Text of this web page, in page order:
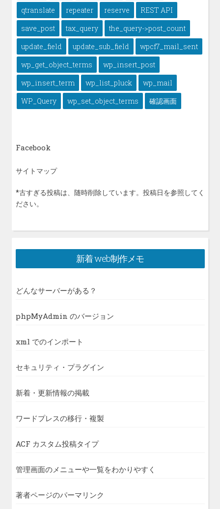
qtranslate
repeater reserve
REST API
save_post
tax_query
the_query->post_count
update_field
update_sub_field
wpcf7_mail_sent
wp_get_object_terms
wp_insert_post
wp_insert_term
wp_list_pluck
wp_mail
WP_Query
wp_set_object_terms 確認画面
Facebook
サイトマップ
*古すぎる投稿は、随時削除しています。投稿日を参照してく
ださい。
新着 web制作メモ
どんなサーバーがある？
phpMyAdmin のバージョン
xml でのインポート
セキュリティ・プラグイン
新着・更新情報の掲載
ワードプレスの移行・複製
ACF カスタム投稿タイプ
管理画面のメニューや一覧をわかりやすく
著者ページのパーマリンク